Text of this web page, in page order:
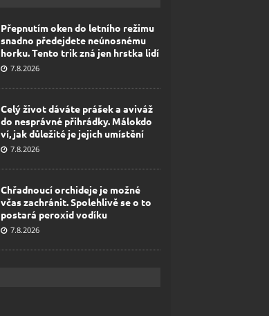
Přepnutím oken do letního režimu
snadno předejdete neúnosnému
horku. Tento trik zná jen hrstka lidí
7.8.2026
Celý život dáváte prášek a aviváž
do nesprávné přihrádky. Málokdo
ví, jak důležité je jejich umístění
7.8.2026
Chřadnoucí orchideje je možné
včas zachránit. Spolehlivě se o to
postará peroxid vodíku
7.8.2026